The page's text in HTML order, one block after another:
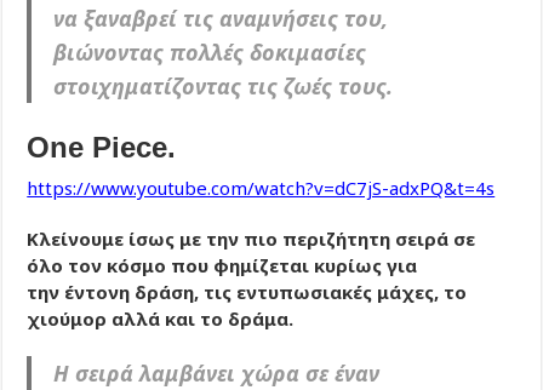
να ξαναβρεί τις αναμνήσεις του,
βιώνοντας πολλές δοκιμασίες
στοιχηματίζοντας τις ζωές τους.
Οne Piece.
https://www.youtube.com/watch?v=dC7jS-adxPQ&t=4s
Κλείνουμε ίσως με την πιο περιζήτητη σειρά σε
όλο τον κόσμο που φημίζεται κυρίως για
την έντονη δράση, τις εντυπωσιακές μάχες, το
χιούμορ αλλά και το δράμα.
Η σειρά λαμβάνει χώρα σε έναν